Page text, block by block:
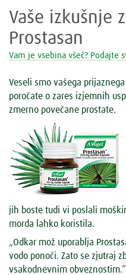
Vaše izkušnje
Prostasan
Vam je vsebina všeč? Podajte
Veseli smo vašega
poročate o zares izjemnih
zmerno povečane prostate.
jih boste tudi vi poslali
morda lahko koristila.
„Odkar mož uporablja
vodo ponoči. Zato se zjutraj
vsakodnevnim obveznostim.“